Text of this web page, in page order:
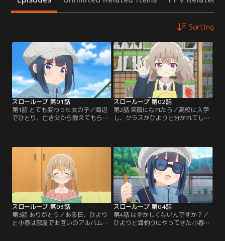
Sorting
スローループ 第01話
第1話 とても変わった女の子／海辺
でひとり、亡き父から教えてもらっ
なひよりは疲れてしまいました。時
刻も夕方に差し掛かりそろそろ帰ろ
うとすると、突然大声をあげる少女
が現れました。どうやら綺麗な海を
見て感動しているようです。すると
突然…。
スローループ 第02話
第2話 笑顔になれたら／高校に入学
し、クラスがひよりと分かれてしま
す。「同じクラスになって良かっ
た」と、安心して話しかけるひよ
り。そこで小春が釣りにも興味があ
る事を聞いた恋は、ひよりにある提
案をします。その日の放課後、ひよ
りは「行きたいところがある」
と…。
スローループ 第03話
第3話 ありがとう／ある日、ひより
と小春は部屋でお互いのアルバムを
スローループ 第04話
第4話 はずかしくないんですか？／
ひよりと海釣りにやってきた小春で